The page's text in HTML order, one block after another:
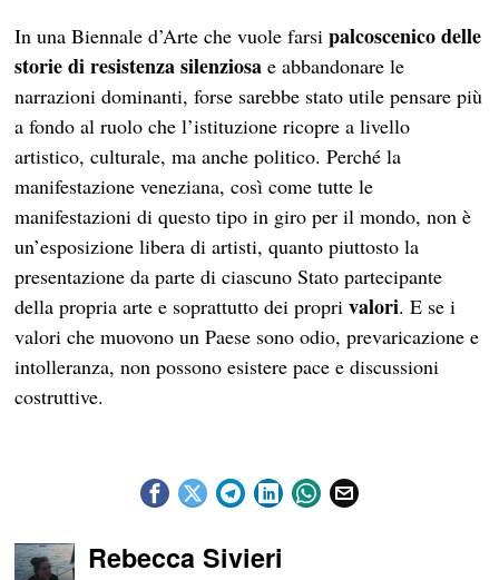
In una Biennale d’Arte che vuole farsipalcoscenico delle
storie di resistenza silenziosa e abbandonare le
narrazioni dominanti, forse sarebbe stato utile pensare più
a fondo al ruolo che l’istituzione ricopre a livello
artistico, culturale, ma anche politico. Perché la
manifestazione veneziana, così come tutte le
manifestazioni di questo tipo in giro per il mondo, non è
un’esposizione libera di artisti, quanto piuttosto la
presentazione da parte di ciascuno Stato partecipante
della propria arte e soprattutto dei proprivalori. E se i
valori che muovono un Paese sono odio, prevaricazione e
intolleranza, non possono esistere pace e discussioni
costruttive.
Rebecca Sivieri